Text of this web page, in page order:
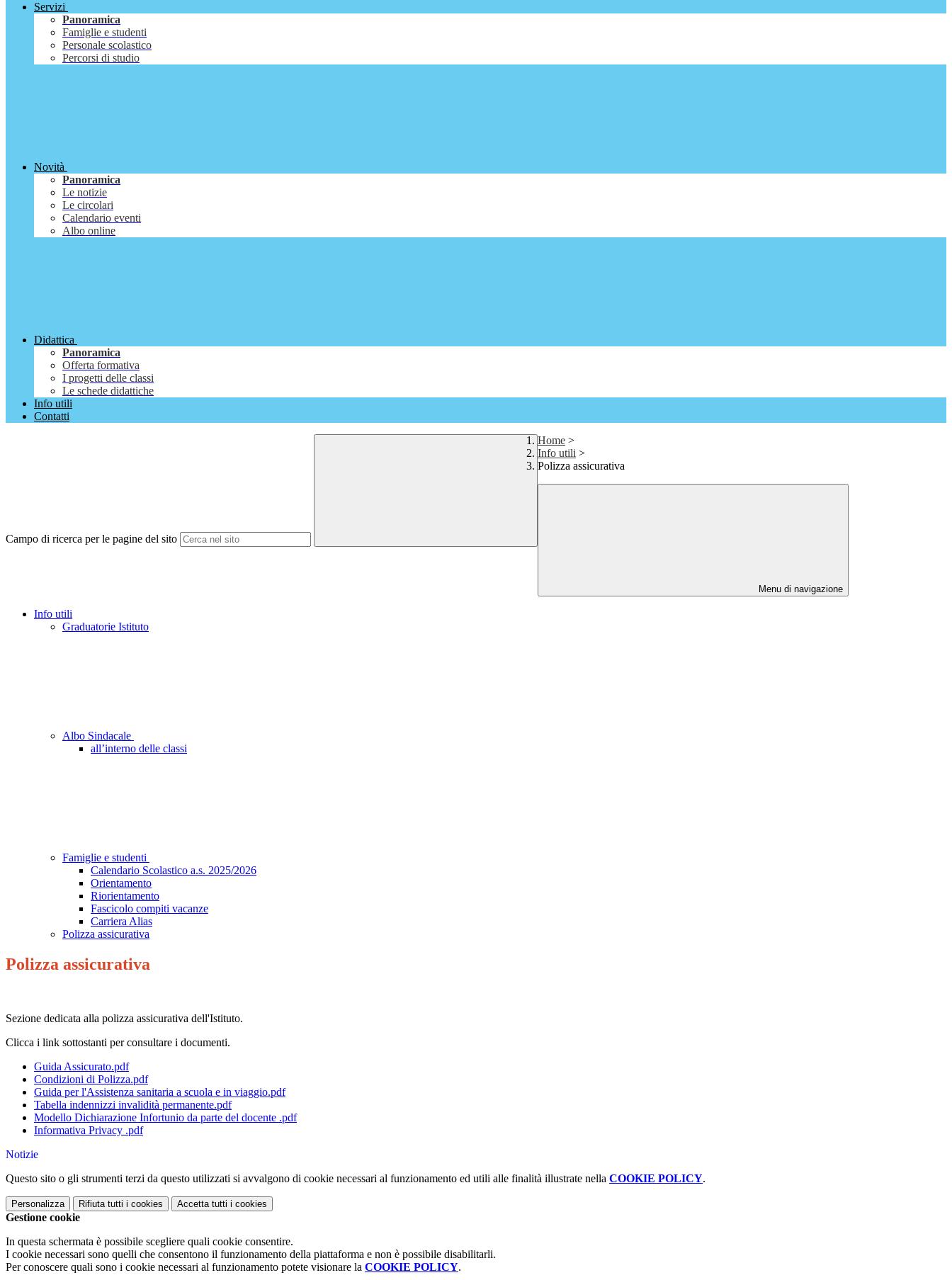
Servizi
Panoramica
Famiglie e studenti
Personale scolastico
Percorsi di studio
Novità
Panoramica
Le notizie
Le circolari
Calendario eventi
Albo online
Didattica
Panoramica
Offerta formativa
I progetti delle classi
Le schede didattiche
Info utili
Contatti
Campo di ricerca per le pagine del sito
Home >
Info utili >
Polizza assicurativa
Menu di navigazione
Info utili
Graduatorie Istituto
Albo Sindacale
all’interno delle classi
Famiglie e studenti
Calendario Scolastico a.s. 2025/2026
Orientamento
Riorientamento
Fascicolo compiti vacanze
Carriera Alias
Polizza assicurativa
Polizza assicurativa
Sezione dedicata alla polizza assicurativa dell'Istituto.
Clicca i link sottostanti per consultare i documenti.
Guida Assicurato.pdf
Condizioni di Polizza.pdf
Guida per l'Assistenza sanitaria a scuola e in viaggio.pdf
Tabella indennizzi invalidità permanente.pdf
Modello Dichiarazione Infortunio da parte del docente .pdf
Informativa Privacy .pdf
Notizie
Questo sito o gli strumenti terzi da questo utilizzati si avvalgono di cookie necessari al funzionamento ed utili alle finalità illustrate nella COOKIE POLICY.
Personalizza Rifiuta tutti i cookies Accetta tutti i cookies
Gestione cookie
In questa schermata è possibile scegliere quali cookie consentire.
I cookie necessari sono quelli che consentono il funzionamento della piattaforma e non è possibile disabilitarli.
Per conoscere quali sono i cookie necessari al funzionamento potete visionare la COOKIE POLICY.